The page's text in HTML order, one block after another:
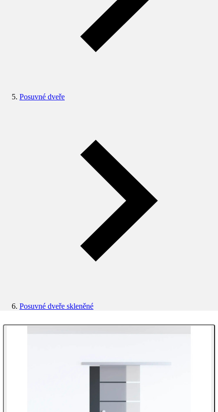
Posuvné dveře
Posuvné dveře skleněné